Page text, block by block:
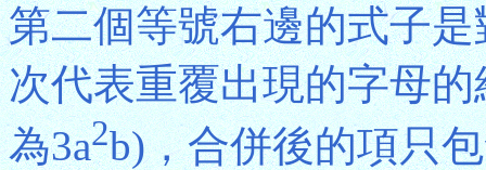
第二個等號右邊的式子
次代表重覆出現的字母的
為3a2b)，合併後的項只